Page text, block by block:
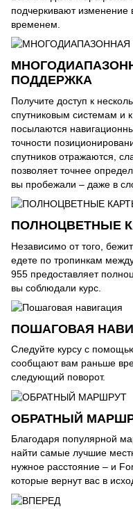
подчеркивают изменение
временем.
ПОДДЕРЖКА
Получите доступ к
спутниковым системам и
посылаются
точности
спутников отражаются,
позволяет точнее
вы пробежали – даже в
ПОЛНОЦВЕТНЫЕ
Независимо от того,
едете по тропинкам
955 предоставляет
вы соблюдали курс.
ПОШАГОВАЯ
Следуйте курсу с
сообщают вам раньше
следующий поворот.
ОБРАТНЫЙ
Благодаря популярной
найти самые лучшие
нужное расстояние – и
которые вернут вас в